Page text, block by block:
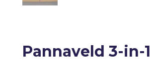
Pannaveld 3-in-1